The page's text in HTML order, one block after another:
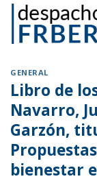
Skip
content
GENERAL
Libro de
Navarro,
Garzón,
bienestar